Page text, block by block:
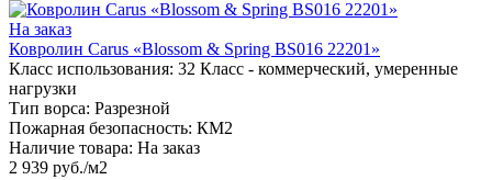
На заказ
Ковролин Carus «Blossom & Spring BS016 22201»
Класс использования: 32 Класс - коммерческий, умеренные
нагрузки
Тип ворса: Разрезной
Пожарная безопасность: КМ2
Наличие товара: На заказ
2 939 руб./м2